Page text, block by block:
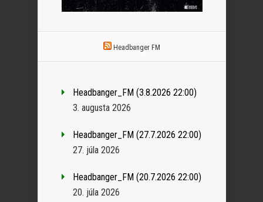
Headbanger FM
Headbanger_FM (3.8.2026 22:00)
3. augusta 2026
Headbanger_FM (27.7.2026 22:00)
27. júla 2026
Headbanger_FM (20.7.2026 22:00)
20. júla 2026